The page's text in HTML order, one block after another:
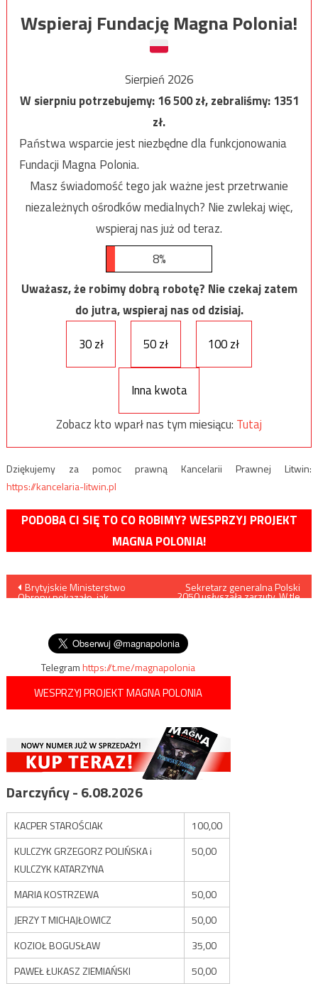
Wspieraj Fundację Magna Polonia!
Sierpień 2026
W sierpniu potrzebujemy:16 500zł, zebraliśmy:1351
zł.
Państwa wsparcie jest niezbędne dla funkcjonowania
Fundacji Magna Polonia.
Masz świadomość tego jak ważne jest przetrwanie
niezależnych ośrodków medialnych? Nie zwlekaj więc,
wspieraj nas już od teraz.
8%
Uważasz, że robimy dobrą robotę? Nie czekaj zatem
do jutra, wspieraj nas od dzisiaj.
30 zł
50 zł 100 zł
Inna kwota
Zobacz kto wparł nas tym miesiącu: Tutaj
Dziękujemy za pomoc prawną Kancelarii Prawnej Litwin:
https://kancelaria-litwin.pl
PODOBA CI SIĘ TO CO ROBIMY? WESPRZYJ PROJEKT
MAGNA POLONIA!
Nawigacja
Brytyjskie Ministerstwo
Obrony pokazało, jak
Sekretarz generalna Polski
2050 usłyszała zarzuty. W tle
Telegramhttps://t.me/magnapolonia
WESPRZYJ PROJEKT MAGNA POLONIA
Darczyńcy - 6.08.2026
KACPER STAROŚCIAK
100,00
KULCZYK GRZEGORZ POLIŃSKA i
KULCZYK KATARZYNA
50,00
MARIA KOSTRZEWA
50,00
JERZY T MICHAJŁOWICZ
50,00
KOZIOŁ BOGUSŁAW
35,00
PAWEŁ ŁUKASZ ZIEMIAŃSKI
50,00